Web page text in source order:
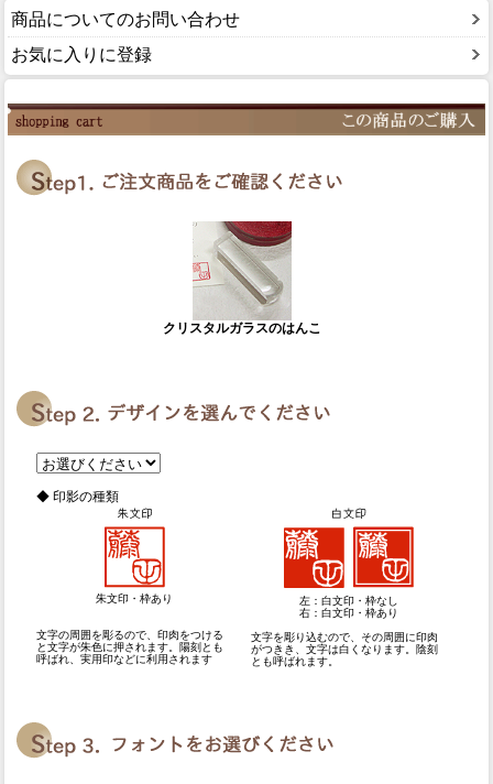
商品についてのお問い合わせ
お気に入りに登録
クリスタルガラスのはんこ
◆ 印影の種類
朱文印・枠あり
文字の周囲を彫るので、印肉をつける
と文字が朱色に押されます。陽刻とも
呼ばれ、実用印などに利用されます
左：白文印・枠なし
右：白文印・枠あり
文字を彫り込むので、その周囲に印肉
がつきき、文字は白くなります。陰刻
とも呼ばれます。